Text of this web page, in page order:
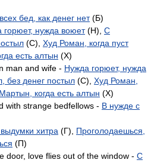
бед, как денег нет(Б)
горюет, нужда воюет(H), С
(C), Худ Роман, когда пуст
есть алтын (X)
man and wife - Нужда горюет, нужда
без денег постыл (C), Худ Роман,
когда есть алтын (X)
with strange bedfellows - В нужде с
хитра (Г), Проголодаешься,
(П)
door, love flies out of the window - С